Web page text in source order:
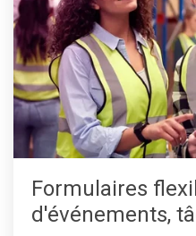
Formulaires
d'événements,